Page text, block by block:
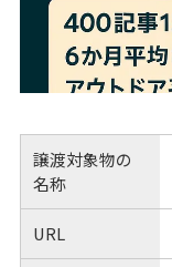
譲渡対象物の
名称
URL